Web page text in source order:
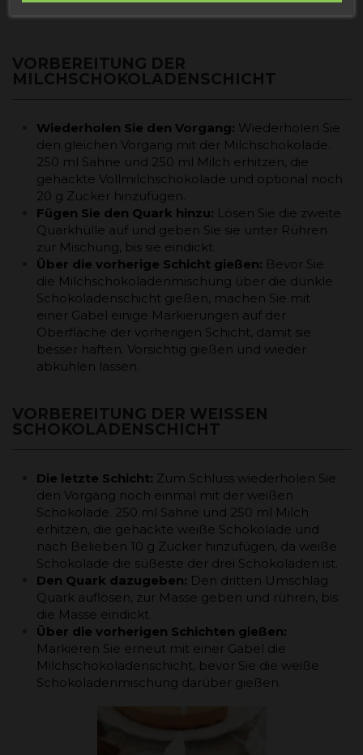
VORBEREITUNG DER
MILCHSCHOKOLADENSCHICHT
Wiederholen Sie den Vorgang: Wiederholen Sie
den gleichen Vorgang mit der Milchschokolade.
250 ml Sahne und 250 ml Milch erhitzen, die
gehackte Vollmilchschokolade und optional noch
20 g Zucker hinzufügen.
Fügen Sie den Quark hinzu: Lösen Sie die zweite
Quarkhülle auf und geben Sie sie unter Rühren
zur Mischung, bis sie eindickt.
Über die vorherige Schicht gießen: Bevor Sie
die Milchschokoladenmischung über die dunkle
Schokoladenschicht gießen, machen Sie mit
einer Gabel einige Markierungen auf der
Oberfläche der vorherigen Schicht, damit sie
besser haften. Vorsichtig gießen und wieder
abkühlen lassen.
VORBEREITUNG DER WEISSEN S
CHOKOLADENSCHICHT
Die letzte Schicht: Zum Schluss wiederholen Sie
den Vorgang noch einmal mit der weißen
Schokolade. 250 ml Sahne und 250 ml Milch
erhitzen, die gehackte weiße Schokolade und
nach Belieben 10 g Zucker hinzufügen, da weiße
Schokolade die süßeste der drei Schokoladen ist.
Den Quark dazugeben: Den dritten Umschlag
Quark auflösen, zur Masse geben und rühren, bis
die Masse eindickt.
Über die vorherigen Schichten gießen:
Markieren Sie erneut mit einer Gabel die
Milchschokoladenschicht, bevor Sie die weiße
Schokoladenmischung darüber gießen.